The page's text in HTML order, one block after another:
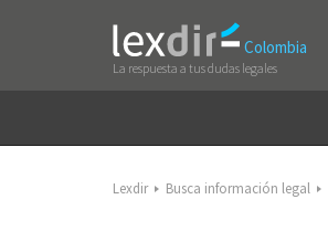
Colombia
La respuesta a tus dudas legales
Lexdir Busca información legal